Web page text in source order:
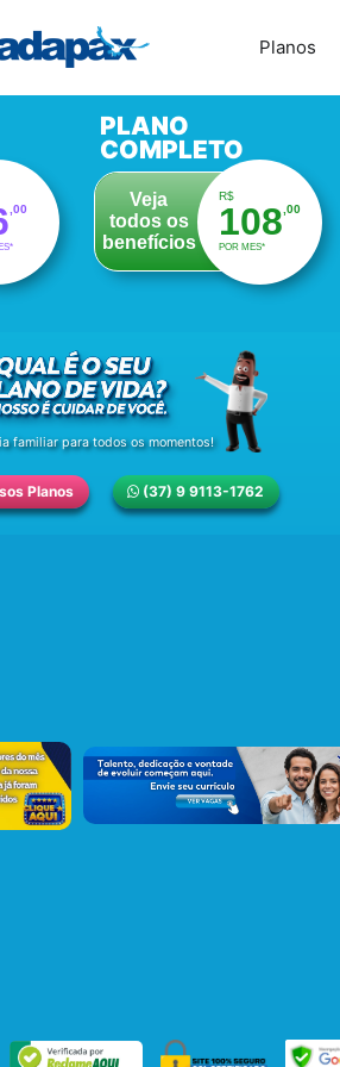
Planos
,00
PLANO
COMPLETO
Veja
todos os
benefícios
R$
108 ,00
POR MES*
familiar para todos os momentos!
Planos (37) 9 9113-1762